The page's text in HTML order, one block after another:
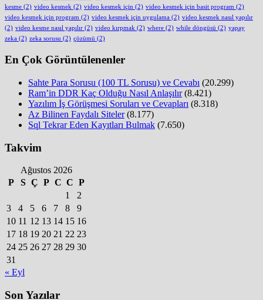
kesme (2) video kesmek (2) video kesmek için (2) video kesmek için basit program (2)
video kesmek için program (2) video kesmek için uygulama (2) video kesmek nasıl yapılır
(2) video kesme nasıl yapılır (2) video kırpmak (2) where (2) while döngüsü (2) yapay
zeka (2) zeka sorusu (2) çözümü (2)
En Çok Görüntülenenler
Sahte Para Sorusu (100 TL Sorusu) ve Cevabı (20.299)
Ram’in DDR Kaç Olduğu Nasıl Anlaşılır (8.421)
Yazılım İş Görüşmesi Soruları ve Cevapları (8.318)
Az Bilinen Faydalı Siteler (8.177)
Sql Tekrar Eden Kayıtları Bulmak (7.650)
Takvim
Ağustos 2026
P
S Ç P C C P
1
2
3
4 5 6 7 8
9
10 11 12 13 14 15 16
17 18 19 20 21 22 23
24 25 26 27 28 29 30
31
« Eyl
Son Yazılar